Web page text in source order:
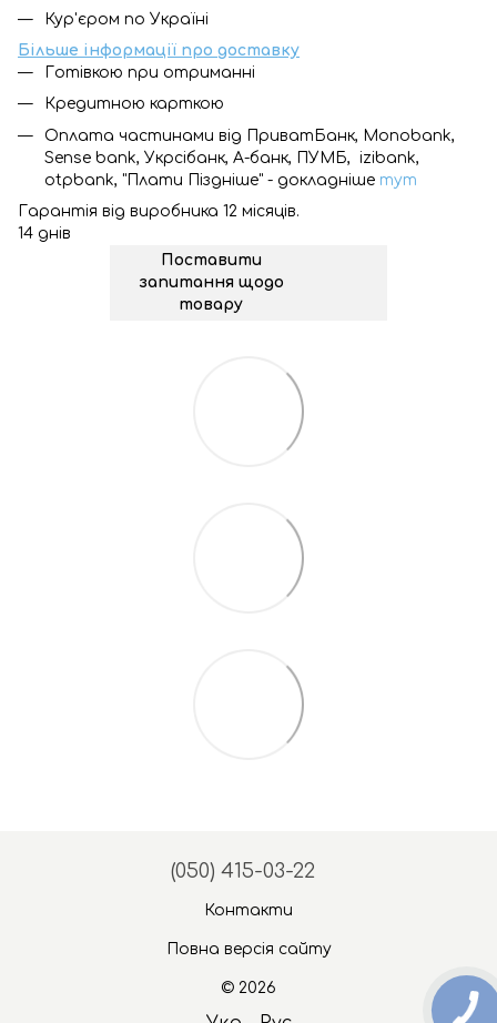
Кур'єром по Україні
Більше інформації про доставку
Готівкою при отриманні
Кредитною карткою
Оплата частинами від ПриватБанк, Monobank,
Sense bank, Укрсібанк, А-банк, ПУМБ, izibank,
otpbank, "Плати Піздніше" - докладніше тут
Гарантія від виробника 12 місяців.
14 днів
Поставити
запитання щодо
товару
(050) 415-03-22
Контакти
Повна версія сайту
© 2026